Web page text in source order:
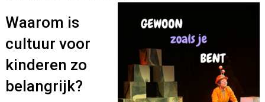
Waarom is
cultuur voor
kinderen zo
belangrijk?